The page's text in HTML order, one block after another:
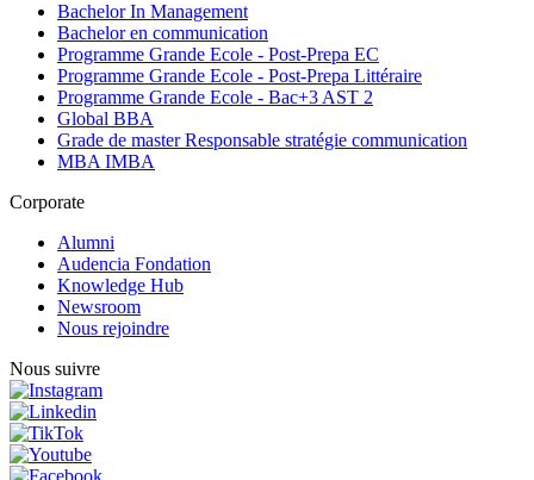
Bachelor In Management
Bachelor en communication
Programme Grande Ecole - Post-Prepa EC
Programme Grande Ecole - Post-Prepa Littéraire
Programme Grande Ecole - Bac+3 AST 2
Global BBA
Grade de master Responsable stratégie communication
MBA IMBA
Corporate
Alumni
Audencia Fondation
Knowledge Hub
Newsroom
Nous rejoindre
Nous suivre